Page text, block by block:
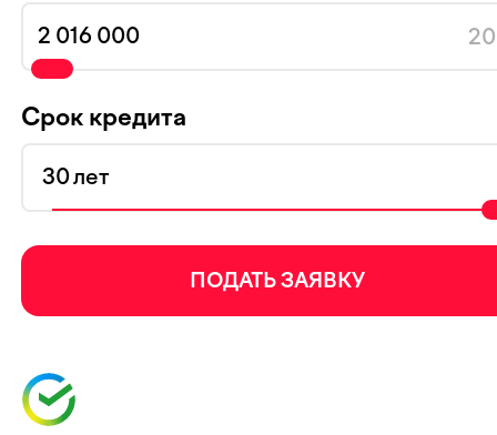
20
Срок кредита
лет
ПОДАТЬ ЗАЯВКУ